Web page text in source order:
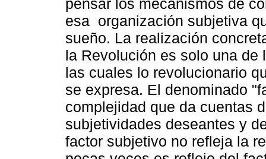
pensar los mecanismos de
esa organización subjetiva
sueño. La realización
la Revolución es solo una de
las cuales lo revolucionario
se expresa. El denominado
complejidad que da cuentas
subjetividades deseantes y
factor subjetivo no refleja la